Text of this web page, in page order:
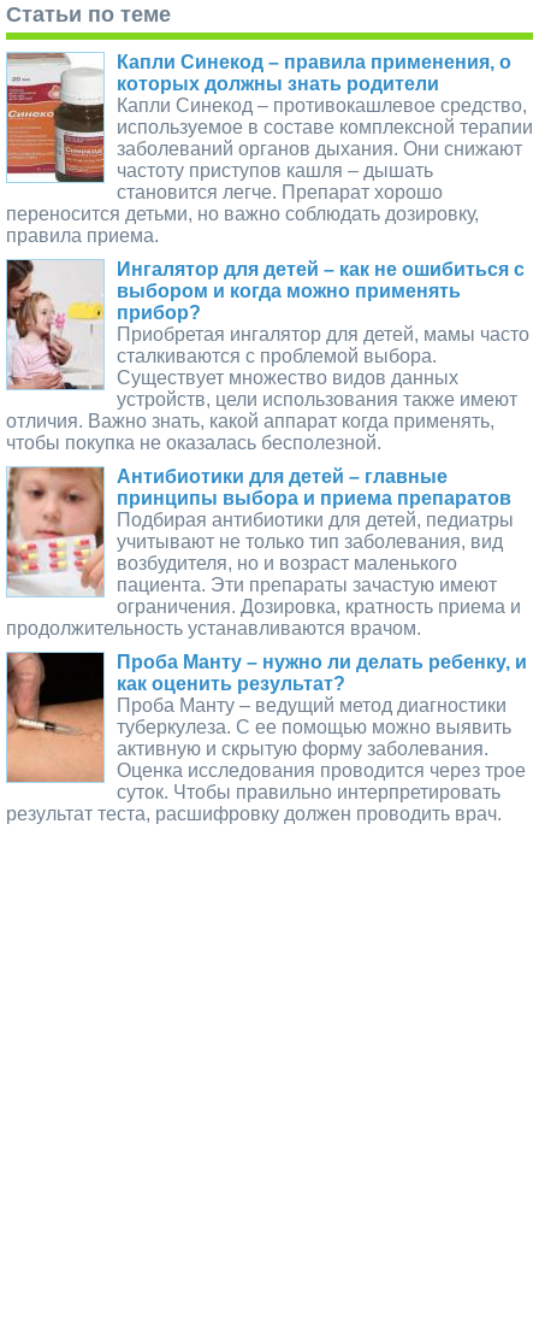
Статьи по теме
Капли Синекод – правила применения, о
которых должны знать родители
Капли Синекод – противокашлевое средство,
используемое в составе комплексной терапии
заболеваний органов дыхания. Они снижают
частоту приступов кашля – дышать
становится легче. Препарат хорошо
переносится детьми, но важно соблюдать дозировку,
правила приема.
Ингалятор для детей – как не ошибиться с
выбором и когда можно применять
прибор?
Приобретая ингалятор для детей, мамы часто
сталкиваются с проблемой выбора.
Существует множество видов данных
устройств, цели использования также имеют
отличия. Важно знать, какой аппарат когда применять,
чтобы покупка не оказалась бесполезной.
Антибиотики для детей – главные
принципы выбора и приема препаратов
Подбирая антибиотики для детей, педиатры
учитывают не только тип заболевания, вид
возбудителя, но и возраст маленького
пациента. Эти препараты зачастую имеют
ограничения. Дозировка, кратность приема и
продолжительность устанавливаются врачом.
Проба Манту – нужно ли делать ребенку, и
как оценить результат?
Проба Манту – ведущий метод диагностики
туберкулеза. С ее помощью можно выявить
активную и скрытую форму заболевания.
Оценка исследования проводится через трое
суток. Чтобы правильно интерпретировать
результат теста, расшифровку должен проводить врач.